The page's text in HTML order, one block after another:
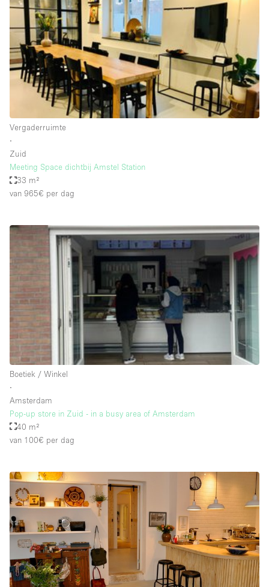
Etalage
Grote entree
Haussmann-stijl
Industrieel
Internet
Kantoorbenodigdheden
Leefruimte
Lift
Meubilair
Paskamers
Privé-parkeerplaats
RAW
Schitterend uitzicht
Smoking Area
Soundproof
Toegankelijk voor mensen met handicap
Toonbanken
Verlichting
Verwarming
Voorraadkamer
Water Access
Vergaderruimte
∙
Zuid
Meeting Space dichtbij Amstel Station
33 m²
van 965€ per dag
Boetiek / Winkel
∙
Amsterdam
Pop-up store in Zuid - in a busy area of Amsterdam
40 m²
van 100€ per dag